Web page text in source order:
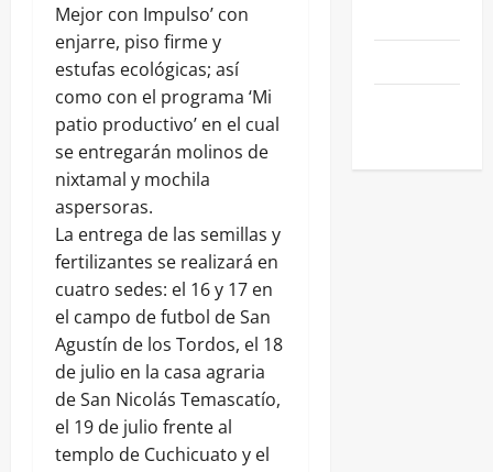
Mejor con Impulso’ con
enjarre, piso firme y
estufas ecológicas; así
como con el programa ‘Mi
patio productivo’ en el cual
se entregarán molinos de
nixtamal y mochila
aspersoras.
La entrega de las semillas y
fertilizantes se realizará en
cuatro sedes: el 16 y 17 en
el campo de futbol de San
Agustín de los Tordos, el 18
de julio en la casa agraria
de San Nicolás Temascatío,
el 19 de julio frente al
templo de Cuchicuato y el